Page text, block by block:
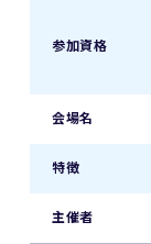
参加資格
会場名
特徴
主催者